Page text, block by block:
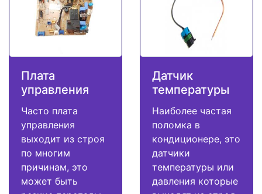
Плата
управления
Часто плата
управления
выходит из строя
по многим
причинам, это
может быть
Датчик
температуры
Наиболее частая
поломка в
кондиционере, это
датчики
температуры или
давления которые